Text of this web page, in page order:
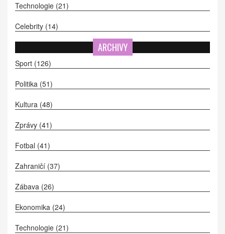
Technologie (21)
Celebrity (14)
ARCHIVY
Sport (126)
Politika (51)
Kultura (48)
Zprávy (41)
Fotbal (41)
Zahraničí (37)
Zábava (26)
Ekonomika (24)
Technologie (21)